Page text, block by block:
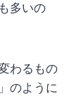
多いの
わるもの
のように